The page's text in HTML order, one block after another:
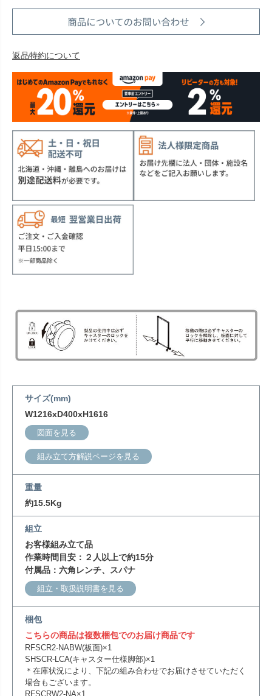
返品特約について
サイズ(mm)
W1216xD400xH1616
図面を見る
組み立て方解説ページを見る
重量
約15.5Kg
組立
お客様組み立て品
作業時間目安：２人以上で約15分
付属品：六角レンチ、スパナ
組立・取扱説明書を見る
梱包
こちらの商品は複数梱包でのお届け商品です
RFSCR2-NABW(板面)×1
SHSCR-LCA(キャスター仕様脚部)×1
＊在庫状況により、下記の組み合わせでお届けさせていただく
場合もございます。
RFSCRW2-NA×1